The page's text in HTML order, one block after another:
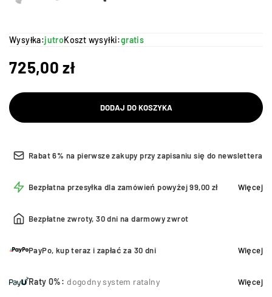
Wysyłka:jutroKoszt wysyłki:gratis
725,00zł
DODAJ DO KOSZYKA
Rabat 6% na pierwsze zakupy przy zapisaniu się do newslettera
Bezpłatna przesyłka dla zamówień powyżej 99,00 zł Więcej
Bezpłatne zwroty, 30 dni na darmowy zwrot
PayPo, kup teraz i zapłać za 30 dni Więcej
Raty 0%: dogodny system ratalny Więcej